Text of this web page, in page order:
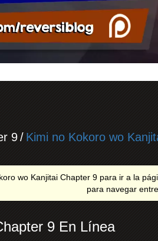
9/ Kimi no Kokoro wo
wo Kanjitai Chapter 9 para ir a la
para navegar
9 En Línea